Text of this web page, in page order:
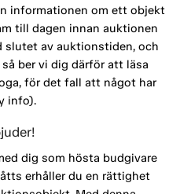
informationen om ett objekt
till dagen innan auktionen
slutet av auktionstiden, och
ber vi dig därför att läsa
för det fall att något har
info).
dig som hösta budgivare
erhåller du en rättighet